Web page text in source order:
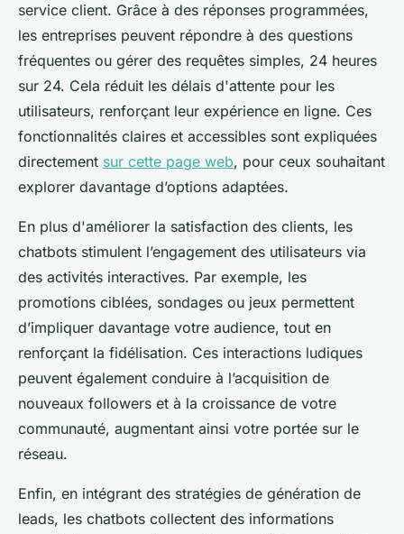
service client. Grâce à des réponses programmées,
les entreprises peuvent répondre à des questions
fréquentes ou gérer des requêtes simples, 24 heures
sur 24. Cela réduit les délais d'attente pour les
utilisateurs, renforçant leur expérience en ligne. Ces
fonctionnalités claires et accessibles sont expliquées
directement sur cette page web, pour ceux souhaitant
explorer davantage d’options adaptées.
En plus d'améliorer la satisfaction des clients, les
chatbots stimulent l’engagement des utilisateurs via
des activités interactives. Par exemple, les
promotions ciblées, sondages ou jeux permettent
d’impliquer davantage votre audience, tout en
renforçant la fidélisation. Ces interactions ludiques
peuvent également conduire à l’acquisition de
nouveaux followers et à la croissance de votre
communauté, augmentant ainsi votre portée sur le
réseau.
Enfin, en intégrant des stratégies de génération de
leads, les chatbots collectent des informations